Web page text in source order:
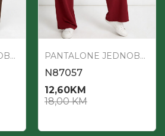
PANTALONE JEDNOBOJNE PANTALONE JEDNOBOJNE
N87057
12,60KM
18,00KM